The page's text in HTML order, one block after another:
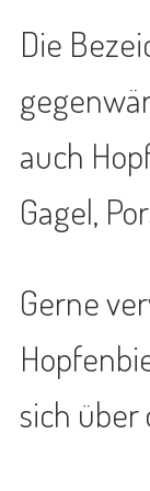
Die
auch
Gagel,
Gerne
sich über